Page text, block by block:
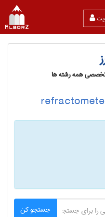
همه رشته ها
جستجو کن